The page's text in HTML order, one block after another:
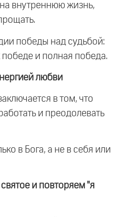
внутреннюю жизнь,
победы над судьбой:
и полная победа.
любви
в том, что
и преодолевать
в Бога, а не в себя или
и повторяем "я